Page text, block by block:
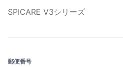
SPICARE V3シリーズ
郵便番号